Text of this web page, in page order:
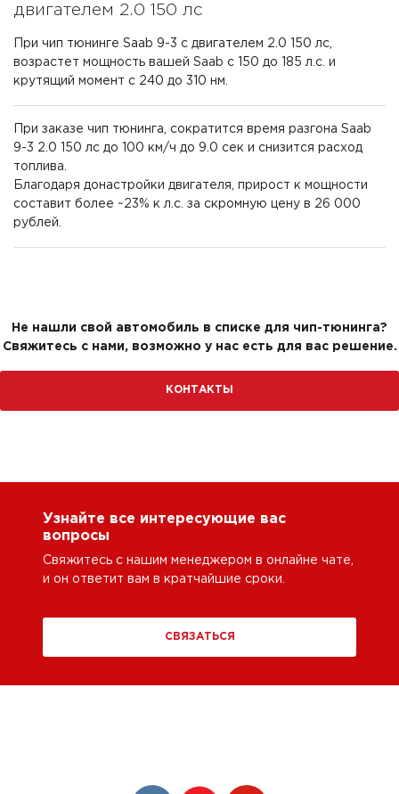
двигателем 2.0 150 лс
При чип тюнинге Saab 9-3 с двигателем 2.0 150 лс,
возрастет мощность вашей Saab с 150 до 185 л.с. и
крутящий момент с 240 до 310 нм.
При заказе чип тюнинга, сократится время разгона Saab
9-3 2.0 150 лс до 100 км/ч до 9.0 сек и снизится расход
топлива.
Благодаря донастройки двигателя, прирост к мощности
составит более ~23% к л.с. за скромную цену в 26 000
рублей.
Не нашли свой автомобиль в списке для чип-тюнинга?
Свяжитесь с нами, возможно у нас есть для вас решение.
КОНТАКТЫ
Узнайте все интересующие вас
вопросы
Свяжитесь с нашим менеджером в онлайне чате,
и он ответит вам в кратчайшие сроки.
СВЯЗАТЬСЯ